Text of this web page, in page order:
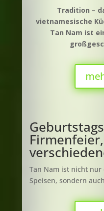
Tradition –
vietnamesische Kü
Tan Nam ist
Tan Nam ist nicht
Speisen, sondern